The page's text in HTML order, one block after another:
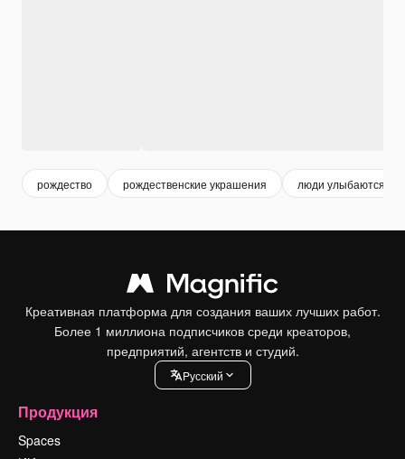
рождество рождественские украшения люди улыбаются
Креативная платформа для создания ваших лучших работ.
Более 1 миллиона подписчиков среди креаторов,
предприятий, агентств и студий.
Pусский
Продукция
Spaces